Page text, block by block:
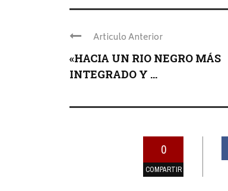
Articulo Anterior
«HACIA UN RIO NEGRO MÁS
INTEGRADO Y ...
0
COMPARTIR